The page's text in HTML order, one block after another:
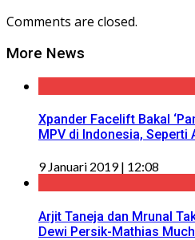
Comments are closed.
More News
Xpander Facelift Bakal
MPV di Indonesia, Seperti
9 Januari 2019 | 12:08
Arjit Taneja dan Mrunal
Dewi Persik-Mathias